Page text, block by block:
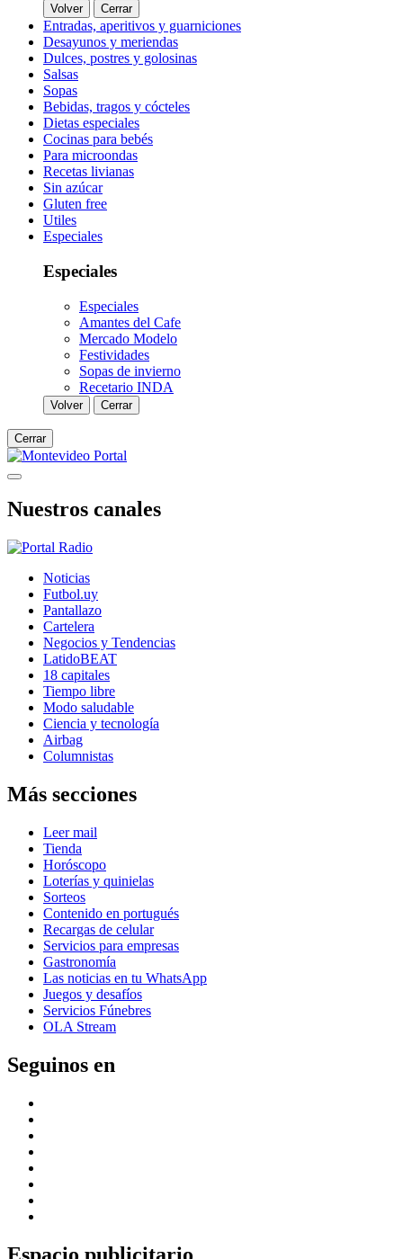
Volver Cerrar
Entradas, aperitivos y guarniciones
Desayunos y meriendas
Dulces, postres y golosinas
Salsas
Sopas
Bebidas, tragos y cócteles
Dietas especiales
Cocinas para bebés
Para microondas
Recetas livianas
Sin azúcar
Gluten free
Utiles
Especiales
Especiales
Especiales
Amantes del Cafe
Mercado Modelo
Festividades
Sopas de invierno
Recetario INDA
Volver Cerrar
Cerrar
Nuestros canales
Noticias
Futbol.uy
Pantallazo
Cartelera
Negocios y Tendencias
LatidoBEAT
18 capitales
Tiempo libre
Modo saludable
Ciencia y tecnología
Airbag
Columnistas
Más secciones
Leer mail
Tienda
Horóscopo
Loterías y quinielas
Sorteos
Contenido en portugués
Recargas de celular
Servicios para empresas
Gastronomía
Las noticias en tu WhatsApp
Juegos y desafíos
Servicios Fúnebres
OLA Stream
Seguinos en